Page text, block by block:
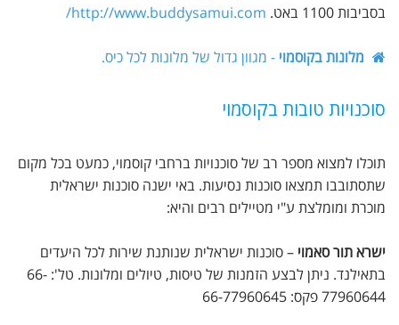
בסביבות 1100 באט.
http://www.buddysamui.com/
מלונות בקוסמוי - מגוון גדול של מלונות לכל כיס.
סוכנויות טובות בקוסמוי
תוכלו למצוא מספר רב של סוכנויות ברחבי קוסמוי, כמעט בכל מקום
שתסתובבו תמצאו סוכנות נסיעות. באי ישנה סוכנות ישראלית
מוכרת ומומלצת ע"י מטיילים רבים והיא:
ישרא תור סאמוי – סוכנות ישראלית שנותנת שירות לכל היעדים
בתאילנד. ניתן לבצע הזמנות של טיסות, טיולים ומלונות. טל': 66-
77960644 פקס: 66-77960645